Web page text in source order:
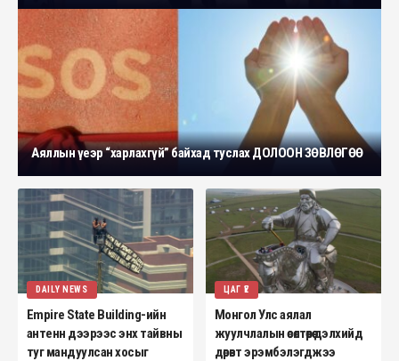
Аяллын үеэр “харлахгүй” байхад туслах ДОЛООН ЗӨВЛӨГӨӨ
DAILY NEWS
Empire State Building-ийн
антенн дээрээс энх тайвны
туг мандуулсан хосыг
ЦАГ ҮЕ
Монгол Улс аялал
жуулчлалын өсөлтөөрөө дэлхийд
дөрөвт эрэмбэлэгджээ